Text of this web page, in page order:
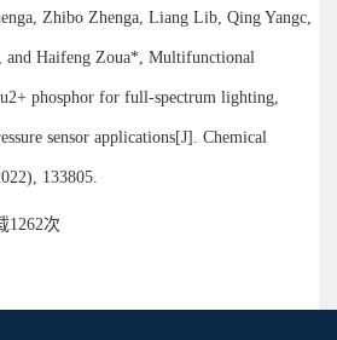
Zhibo Zhenga, Liang Lib, Qing Yangc,
and Haifeng Zoua*, Multifunctional
phosphor for full-spectrum lighting,
sensor applications[J]. Chemical
133805.
1262次